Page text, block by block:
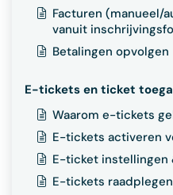
Facturen (manueel/
vanuit
Betalingen opvolgen
E-tickets en ticket
Waarom e-tickets
E-tickets activeren
E-ticket instellingen
E-tickets